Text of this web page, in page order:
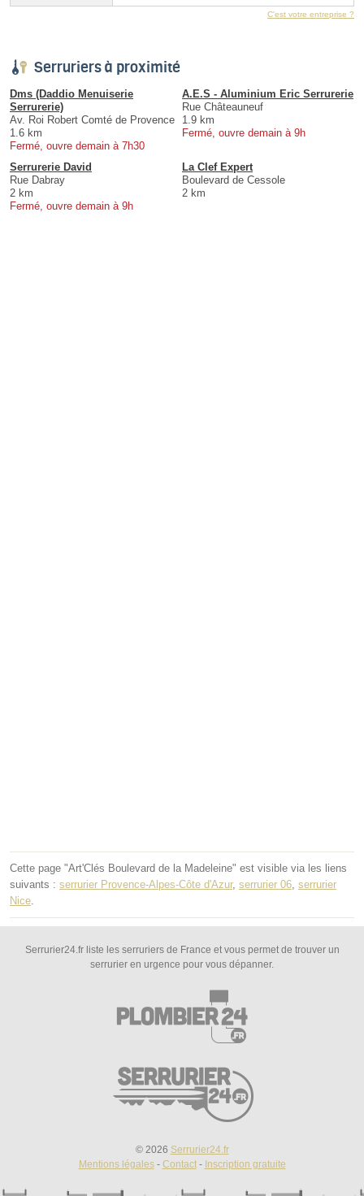
C'est votre entreprise ?
Serruriers à proximité
Dms (Daddio Menuiserie
Serrurerie)
Av. Roi Robert Comté de Provence
1.6 km
Fermé, ouvre demain à 7h30
A.E.S - Aluminium Eric Serrurerie
Rue Châteauneuf
1.9 km
Fermé, ouvre demain à 9h
Serrurerie David
Rue Dabray
2 km
Fermé, ouvre demain à 9h
La Clef Expert
Boulevard de Cessole
2 km
Cette page "Art'Clés Boulevard de la Madeleine" est visible via les liens
suivants : serrurier Provence-Alpes-Côte d'Azur, serrurier 06 serrurier
Nice
Serrurier24.fr liste les serruriers de France et vous permet de trouver un
serrurier en urgence pour vous dépanner.
© 2026 Serrurier24.fr
Mentions légales- Contact- Inscription gratuite